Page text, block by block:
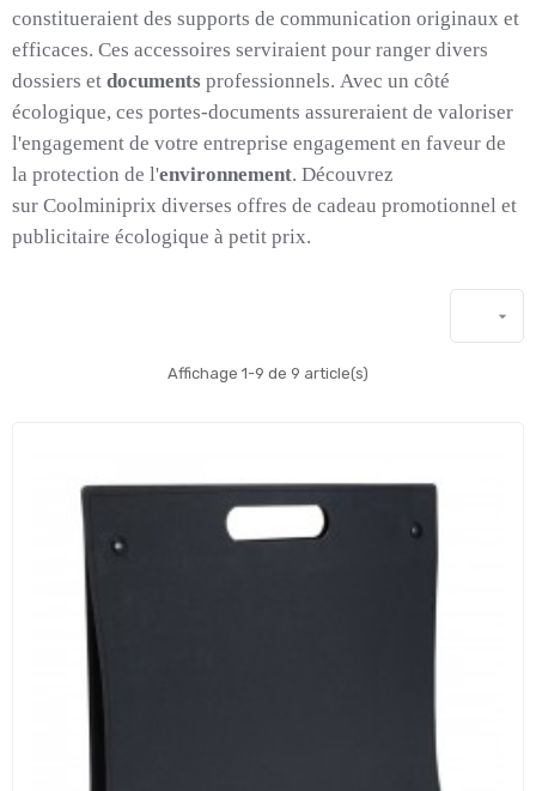
constitueraient des supports de communication originaux et
efficaces. Ces accessoires serviraient pour ranger divers
dossiers et documents professionnels. Avec un côté
écologique, ces portes-documents assureraient de valoriser
l'engagement de votre entreprise engagement en faveur de
la protection de l'environnement. Découvrez
sur Coolminiprix diverses offres de cadeau promotionnel et
publicitaire écologique à petit prix.

Affichage 1-9 de 9 article(s)